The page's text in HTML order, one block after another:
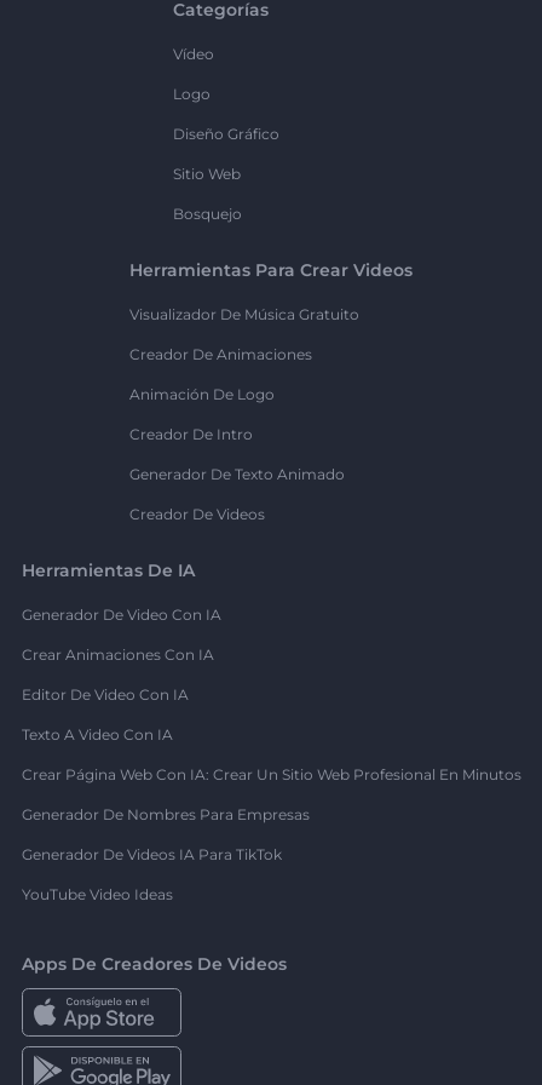
Categorías
Vídeo
Logo
Diseño Gráfico
Sitio Web
Bosquejo
Herramientas Para Crear Videos
Visualizador De Música Gratuito
Creador De Animaciones
Animación De Logo
Creador De Intro
Generador De Texto Animado
Creador De Videos
Herramientas De IA
Generador De Video Con IA
Crear Animaciones Con IA
Editor De Video Con IA
Texto A Video Con IA
Crear Página Web Con IA: Crear Un Sitio Web Profesional En Minutos
Generador De Nombres Para Empresas
Generador De Videos IA Para TikTok
YouTube Video Ideas
Apps De Creadores De Videos